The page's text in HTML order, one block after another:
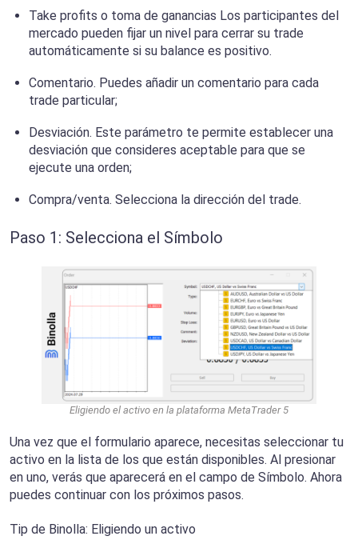
Take profits o toma de ganancias Los participantes del
mercado pueden fijar un nivel para cerrar su trade
automáticamente si su balance es positivo.
Comentario. Puedes añadir un comentario para cada
trade particular;
Desviación. Este parámetro te permite establecer una
desviación que consideres aceptable para que se
ejecute una orden;
Compra/venta. Selecciona la dirección del trade.
Paso 1: Selecciona el Símbolo
Eligiendo el activo en la plataforma MetaTrader 5
Una vez que el formulario aparece, necesitas seleccionar tu
activo en la lista de los que están disponibles. Al presionar
en uno, verás que aparecerá en el campo de Símbolo. Ahora
puedes continuar con los próximos pasos.
Tip de Binolla: Eligiendo un activo